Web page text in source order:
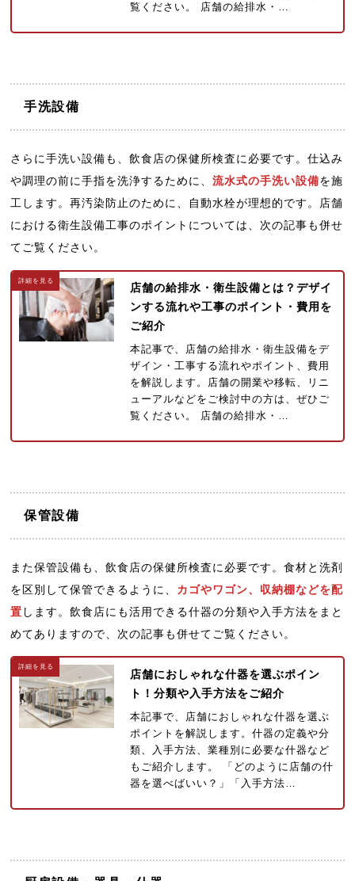
覧ください。 店舗の給排水・…
手洗設備
さらに手洗い設備も、飲食店の保健所検査に必要です。仕込み
や調理の前に手指を洗浄するために、流水式の手洗い設備を施
工します。再汚染防止のために、自動水栓が理想的です。店舗
における衛生設備工事のポイントについては、次の記事も併せ
てご覧ください。
店舗の給排水・衛生設備とは？デザイ
ンする流れや工事のポイント・費用を
ご紹介
本記事で、店舗の給排水・衛生設備をデ
ザイン・工事する流れやポイント、費用
を解説します。店舗の開業や移転、リニ
ューアルなどをご検討中の方は、ぜひご
覧ください。 店舗の給排水・…
保管設備
また保管設備も、飲食店の保健所検査に必要です。食材と洗剤
を区別して保管できるように、 カゴやワゴン、収納棚などを配
置 します。飲食店にも活用できる什器の分類や入手方法をまと
めてありますので、次の記事も併せてご覧ください。
店舗におしゃれな什器を選ぶポイン
ト！分類や入手方法をご紹介
本記事で、店舗におしゃれな什器を選ぶ
ポイントを解説します。什器の定義や分
類、入手方法、業種別に必要な什器など
もご紹介します。 「どのように店舗の什
器を選べばいい？」「入手方法…